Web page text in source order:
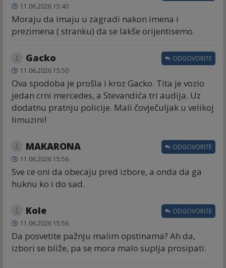
11.06.2026 15:40
Moraju da imaju u zagradi nakon imena i
prezimena ( stranku) da se lakše orijentisemo.
Gacko
11.06.2026 15:50
Ova spodoba je prošla i kroz Gacko. Tita je vozio
jedan crni mercedes, a Stevandića tri audija. Uz
dodatnu pratnju policije. Mali čovječuljak u velikoj
limuzini!
ODGOVORITE
MAKARONA
11.06.2026 15:56
Sve ce oni da obecaju pred izbore, a onda da ga
huknu ko i do sad.
ODGOVORITE
Kole
11.06.2026 15:56
Da posvetite pažnju malim opstinama? Ah da,
izbori se bliže, pa se mora malo suplja prosipati.
ODGOVORITE